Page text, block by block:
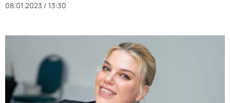
08.01.2023 / 13:30